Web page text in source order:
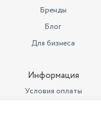
Бренды
Блог
Для бизнеса
Информация
Условия оплаты